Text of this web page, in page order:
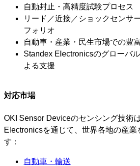
自動封止・高精度試験プロセス
リード／近接／ショックセンサ
フォリオ
自動車・産業・民生市場での豊
Standex Electronicsのグローバ
よる支援
対応市場
OKI Sensor Deviceのセンシング技術
Electronicsを通じて、世界各地の産業
す：
自動車・輸送